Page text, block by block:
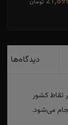
تومان
دیدگاه‌ها
تقاط کشور
می‌شود.